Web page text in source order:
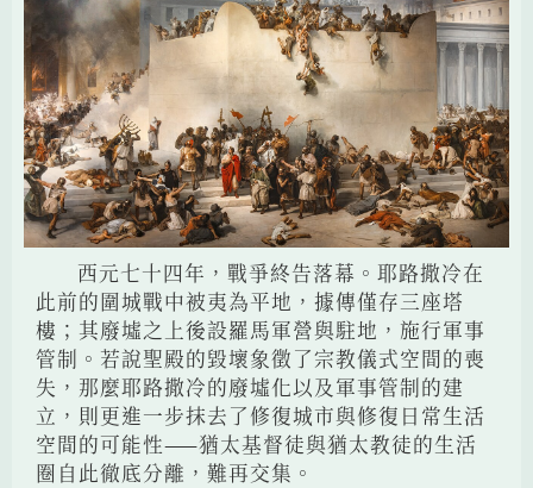
西元七十四年，戰爭終告落幕。耶路撒冷在
此前的圍城戰中被夷為平地，據傳僅存三座塔
樓；其廢墟之上後設羅馬軍營與駐地，施行軍事
管制。若說聖殿的毀壞象徵了宗教儀式空間的喪
失，那麼耶路撒冷的廢墟化以及軍事管制的建
立，則更進一步抹去了修復城市與修復日常生活
空間的可能性——猶太基督徒與猶太教徒的生活
圈自此徹底分離，難再交集。